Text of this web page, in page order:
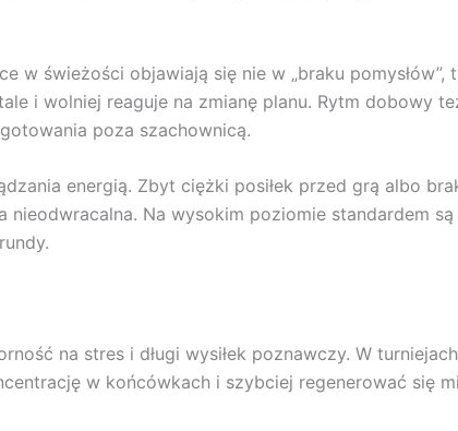
w świeżości objawiają się nie w „braku pomysłów”,
i wolniej reaguje na zmianę planu. Rytm dobowy
poza szachownicą.
energią. Zbyt ciężki posiłek przed grą albo
Na wysokim poziomie standardem
na stres i długi wysiłek poznawczy. W
w końcówkach i szybciej regenerować się